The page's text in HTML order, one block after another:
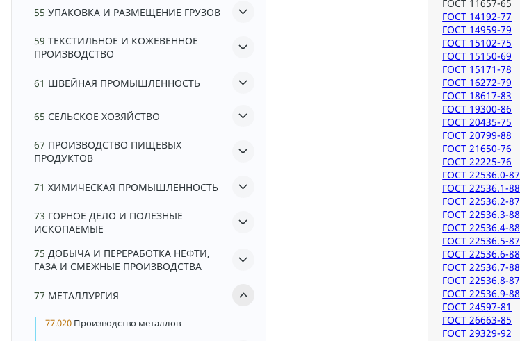
55 УПАКОВКА И РАЗМЕЩЕНИЕ ГРУЗОВ
59 ТЕКСТИЛЬНОЕ И КОЖЕВЕННОЕ
ПРОИЗВОДСТВО
61 ШВЕЙНАЯ ПРОМЫШЛЕННОСТЬ
65 СЕЛЬСКОЕ ХОЗЯЙСТВО
67 ПРОИЗВОДСТВО ПИЩЕВЫХ
ПРОДУКТОВ
71 ХИМИЧЕСКАЯ ПРОМЫШЛЕННОСТЬ
73 ГОРНОЕ ДЕЛО И ПОЛЕЗНЫЕ
ИСКОПАЕМЫЕ
75 ДОБЫЧА И ПЕРЕРАБОТКА НЕФТИ,
ГАЗА И СМЕЖНЫЕ ПРОИЗВОДСТВА
77 МЕТАЛЛУРГИЯ
77.020 Производство металлов
ГОСТ 11657-65
ГОСТ 14192-77
ГОСТ 14959-79
ГОСТ 15102-75
ГОСТ 15150-69
ГОСТ 15171-78
ГОСТ 16272-79
ГОСТ 18617-83
ГОСТ 19300-86
ГОСТ 20435-75
ГОСТ 20799-88
ГОСТ 21650-76
ГОСТ 22225-76
ГОСТ 22536.0-87
ГОСТ 22536.1-88
ГОСТ 22536.2-87
ГОСТ 22536.3-88
ГОСТ 22536.4-88
ГОСТ 22536.5-87
ГОСТ 22536.6-88
ГОСТ 22536.7-88
ГОСТ 22536.8-87
ГОСТ 22536.9-88
ГОСТ 24597-81
ГОСТ 26663-85
ГОСТ 29329-92